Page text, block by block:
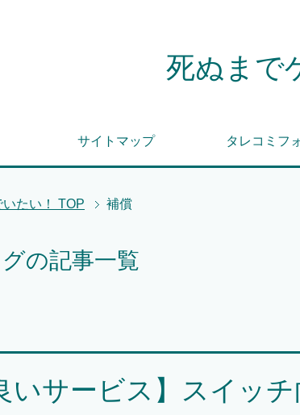
死ぬまで
サイトマップ タレコミフ
たい！ TOP 補償
グの記事一覧
いサービス】スイッ